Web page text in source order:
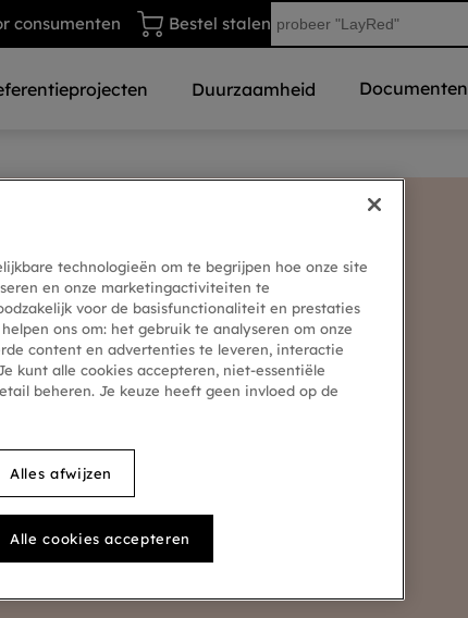
consumenten Bestel stalen
Duurzaamheid Documenten
technologieën om te begrijpen hoe onze site
en onze marketingactiviteiten te
voor de basisfunctionaliteit en prestaties
ons om: het gebruik te analyseren om onze
content en advertenties te leveren, interactie
kunt alle cookies accepteren, niet-essentiële
beheren. Je keuze heeft geen invloed op de
Alles afwijzen
Alle cookies accepteren